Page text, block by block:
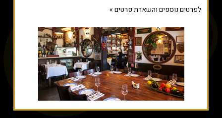
לפרטים נוספים והשארת פרטים »